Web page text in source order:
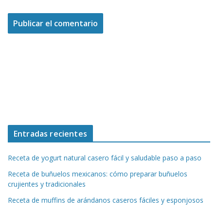
Entradas recientes
Receta de yogurt natural casero fácil y saludable paso a paso
Receta de buñuelos mexicanos: cómo preparar buñuelos
crujientes y tradicionales
Receta de muffins de arándanos caseros fáciles y esponjosos